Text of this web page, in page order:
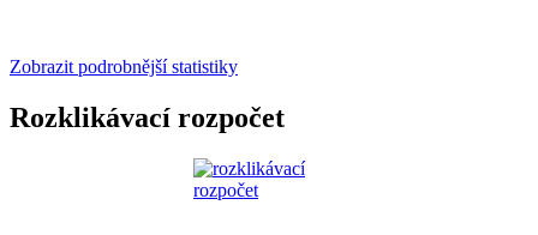
Zobrazit podrobnější statistiky
Rozklikávací rozpočet